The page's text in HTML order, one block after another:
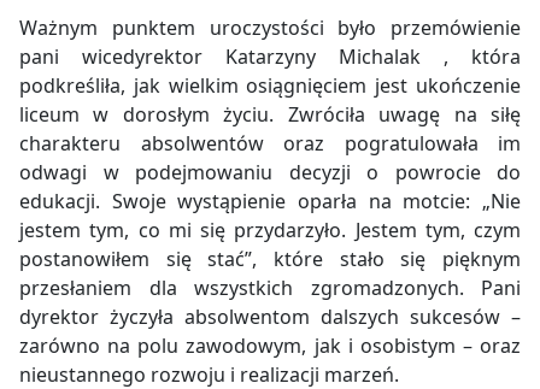
Ważnym punktem uroczystości było przemówienie
pani wicedyrektor Katarzyny Michalak , która
podkreśliła, jak wielkim osiągnięciem jest ukończenie
liceum w dorosłym życiu. Zwróciła uwagę na siłę
charakteru absolwentów oraz pogratulowała im
odwagi w podejmowaniu decyzji o powrocie do
edukacji. Swoje wystąpienie oparła na motcie: „Nie
jestem tym, co mi się przydarzyło. Jestem tym, czym
postanowiłem się stać”, które stało się pięknym
przesłaniem dla wszystkich zgromadzonych. Pani
dyrektor życzyła absolwentom dalszych sukcesów –
zarówno na polu zawodowym, jak i osobistym – oraz
nieustannego rozwoju i realizacji marzeń.